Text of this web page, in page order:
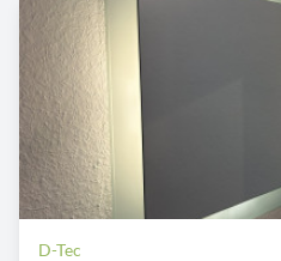
D-Tec